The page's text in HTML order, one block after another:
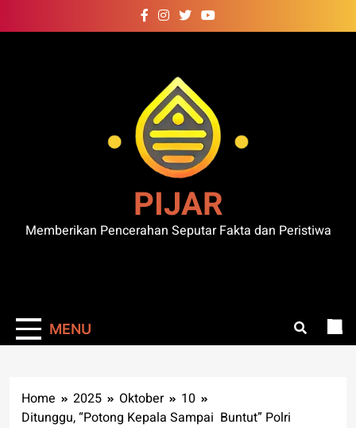
to
PIJAR
Memberikan Pencerahan Seputar Fakta dan Peristiwa
MENU
Home 2025 Oktober
10
Ditunggu, “Potong Kepala Sampai Buntut” Polri